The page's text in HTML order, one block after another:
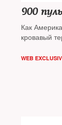
900
Как
кровавый
WEB